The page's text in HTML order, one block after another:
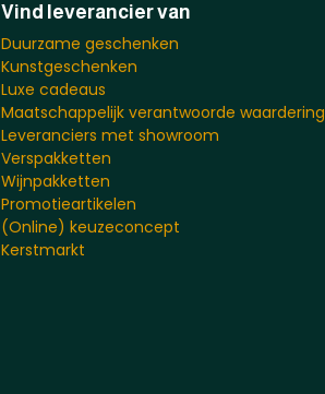
Vind leverancier van
Duurzame geschenken
Kunstgeschenken
Luxe cadeaus
Maatschappelijk verantwoorde waardering
Leveranciers met showroom
Verspakketten
Wijnpakketten
Promotieartikelen
(Online) keuzeconcept
Kerstmarkt